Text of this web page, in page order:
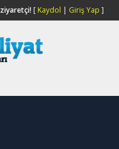
ziyaretçi![ Kaydol | Giriş Yap ]